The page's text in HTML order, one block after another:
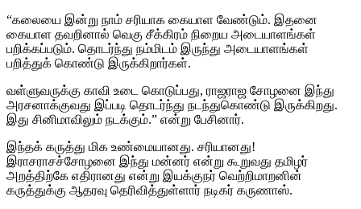
“கலையை இன்று நாம் சரியாக கையாள வேண்டும். இதனை
கையாள தவறினால் வெகு சீக்கிரம் நிறைய அடையாளங்கள்
பறிக்கப்படும். தொடர்ந்து நம்மிடம் இருந்து அடையாளங்கள்
பறித்துக் கொண்டு இருக்கிறார்கள்.
வள்ளுவருக்கு காவி உடை கொடுப்பது, ராஜராஜ சோழனை இந்து
அரசனாக்குவது இப்படி தொடர்ந்து நடந்துகொண்டு இருக்கிறது.
இது சினிமாவிலும் நடக்கும்.” என்று பேசினார்.
இந்தக் கருத்து மிக உண்மையானது. சரியானது!
இராசராசச்சோழனை இந்து மன்னர் என்று கூறுவது தமிழர்
அறத்திற்கே எதிரானது என்று இயக்குநர் வெற்றிமாறனின்
கருத்துக்கு ஆதரவு தெரிவித்துள்ளார் நடிகர் கருணாஸ்.